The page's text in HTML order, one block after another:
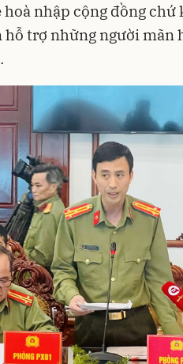
nhập cộng đồng chứ
trợ những người mãn